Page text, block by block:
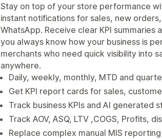
Stay on top of your store performance
instant notifications for sales, new
WhatsApp. Receive clear KPI
you always know how your business is
merchants who need quick visibility into
anywhere.
Daily, weekly, monthly, MTD and
Get KPI report cards for sales,
Track business KPIs and AI generated
Track AOV, ASQ, LTV ,COGS, Profits,
Replace complex manual MIS